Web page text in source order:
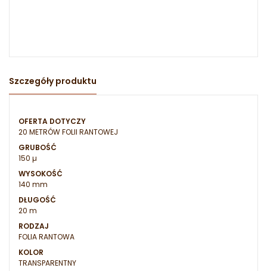
Szczegóły produktu
OFERTA DOTYCZY
20 METRÓW FOLII RANTOWEJ
GRUBOŚĆ
150 µ
WYSOKOŚĆ
140 mm
DŁUGOŚĆ
20 m
RODZAJ
FOLIA RANTOWA
KOLOR
TRANSPARENTNY